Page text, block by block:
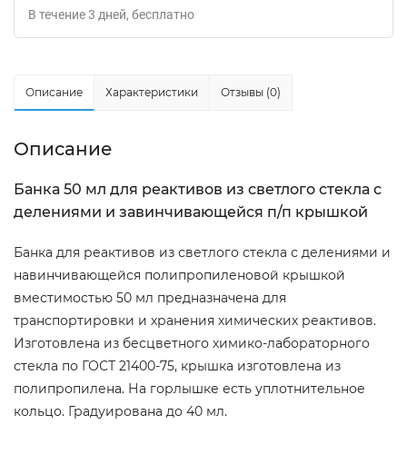
В течение3 дней Бесплатно
Описание Характеристики Отзывы (0)
Описание
Банка 50 мл для реактивов из светлого стекла с
делениями и завинчивающейся п/п крышкой
Банка для реактивов из светлого стекла с делениями и
навинчивающейся полипропиленовой крышкой
вместимостью 50 мл предназначена для
транспортировки и хранения химических реактивов.
Изготовлена из бесцветного химико-лабораторного
стекла по ГОСТ 21400-75, крышка изготовлена из
полипропилена. На горлышке есть уплотнительное
кольцо. Градуирована до 40 мл.